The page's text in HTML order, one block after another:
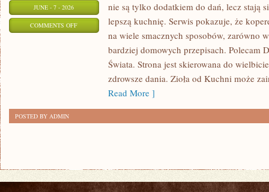
JUNE - 7 - 2026
COMMENTS OFFON
CZYTELNIKÓW
nie są tylko dodatkiem do dań, lecz stają
lepszą kuchnię. Serwis pokazuje, że
na wiele smacznych sposobów, zarówno
bardziej domowych przepisach. Polecam
Świata. Strona jest skierowana do
zdrowsze dania. Zioła od Kuchni może
Read More ]
POSTED BY ADMIN